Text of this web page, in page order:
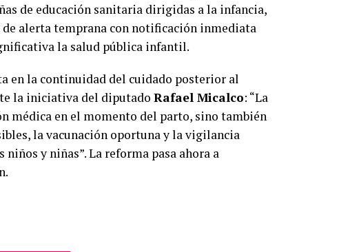
de educación sanitaria dirigidas a la infancia,
alerta temprana con notificación inmediata
la salud pública infantil.
en la continuidad del cuidado posterior al
la iniciativa del diputado Rafael Micalco: “La
médica en el momento del parto, sino también
la vacunación oportuna y la vigilancia
y niñas”. La reforma pasa ahora a